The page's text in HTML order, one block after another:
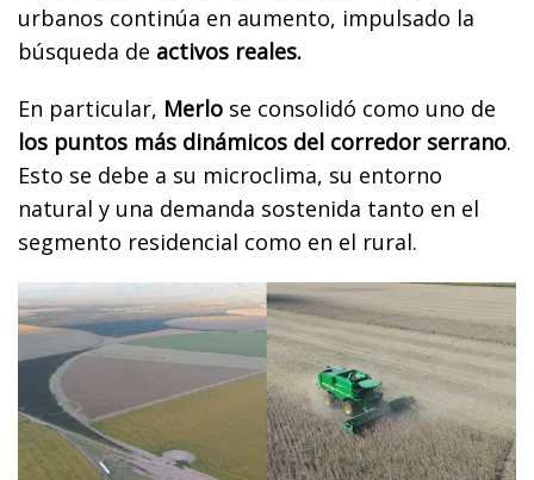
urbanos continúa en aumento, impulsado la
búsqueda de activos reales.
En particular, Merlo se consolidó como uno de
los puntos más dinámicos del corredor serrano.
Esto se debe a su microclima, su entorno
natural y una demanda sostenida tanto en el
segmento residencial como en el rural.